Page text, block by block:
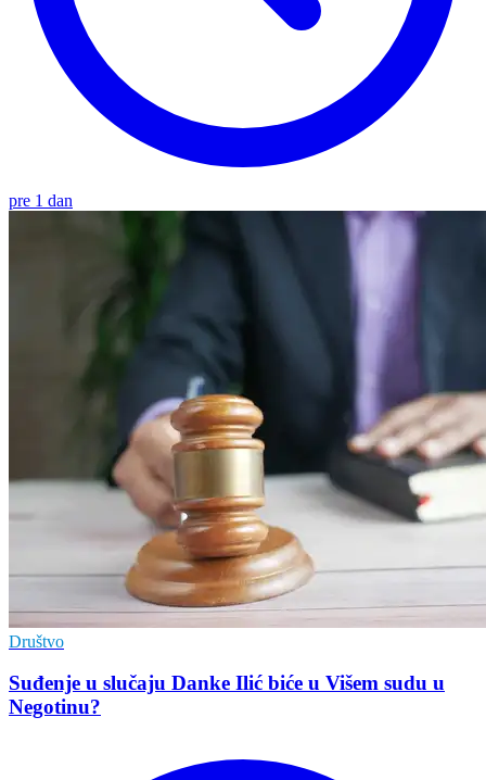
pre 1 dan
Društvo
Suđenje u slučaju Danke Ilić biće u Višem sudu u
Negotinu?